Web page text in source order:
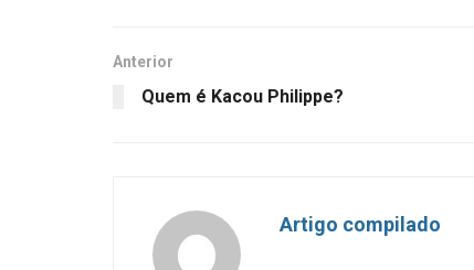
Anterior
Quem é Kacou Philippe?
Artigo compilado